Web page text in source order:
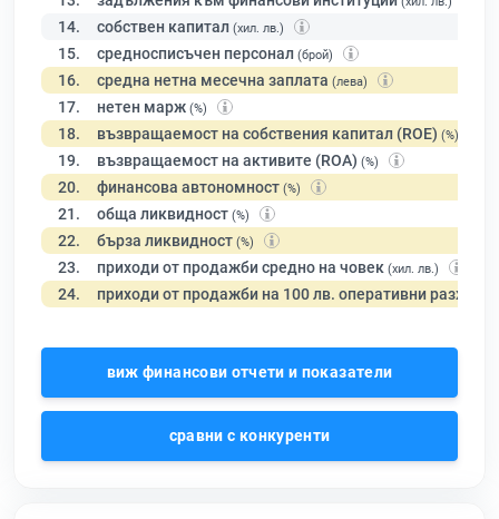
14. собствен капитал (хил. лв.)
15. средносписъчен персонал (брой)
16. средна нетна месечна заплата (лева)
17. нетен марж (%)
18. възвращаемост на собствения капитал (ROE) (%)
19. възвращаемост на активите (ROA) (%)
20. финансова автономност (%)
21. обща ликвидност (%)
22. бърза ликвидност (%)
23. приходи от продажби средно на човек (хил. лв.)
24. приходи от продажби на 100 лв. оперативни разходи
виж финансови отчети и показатели
сравни с конкуренти